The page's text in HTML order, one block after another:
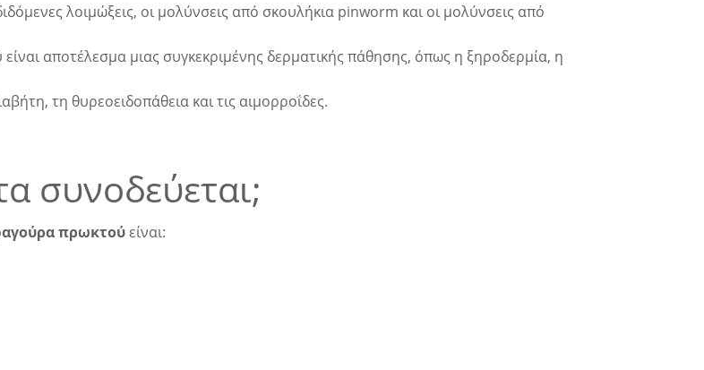
λοιμώξεις, οι μολύνσεις από σκουλήκια pinworm και οι μολύνσεις από
αποτέλεσμα μιας συγκεκριμένης δερματικής πάθησης, όπως η ξηροδερμία, η
τη θυρεοειδοπάθεια και τις αιμορροΐδες.
συνοδεύεται;
πρωκτούείναι: